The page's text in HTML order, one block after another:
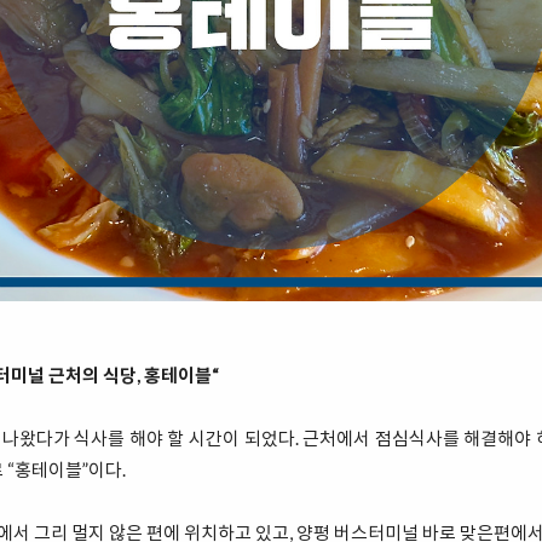
미널 근처의 식당, 홍테이블“
왔다가 식사를 해야 할 시간이 되었다. 근처에서 점심식사를 해결해야
홍테이블”이다.
서 그리 멀지 않은 편에 위치하고 있고, 양평 버스터미널 바로 맞은편에